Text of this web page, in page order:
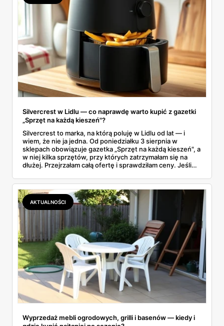
Silvercrest w Lidlu — co naprawdę warto kupić z gazetki
„Sprzęt na każdą kieszeń"?
Silvercrest to marka, na którą poluję w Lidlu od lat — i
wiem, że nie ja jedna. Od poniedziałku 3 sierpnia w
sklepach obowiązuje gazetka „Sprzęt na każdą kieszeń", a
w niej kilka sprzętów, przy których zatrzymałam się na
dłużej. Przejrzałam całą ofertę i sprawdziłam ceny. Jeśli
faktycznie okazja — poniżej znajdziecie odpowiedź.
Uwaga: promocja trwa tylko do 8 sierpnia.
AKTUALNOŚCI
Wyprzedaż mebli ogrodowych, grilli i basenów — kiedy i